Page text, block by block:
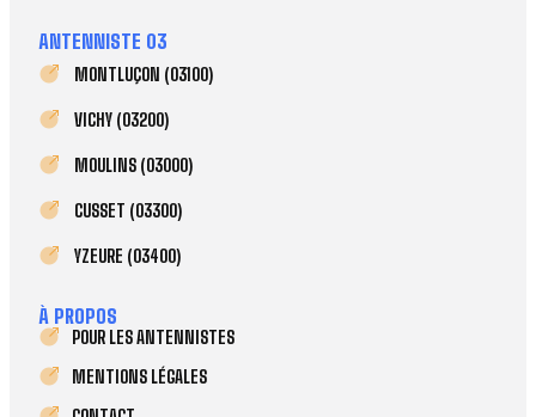
ANTENNISTE 03
MONTLUÇON (03100)
VICHY (03200)
MOULINS (03000)
CUSSET (03300)
YZEURE (03400)
À PROPOS
POUR LES ANTENNISTES
MENTIONS LÉGALES